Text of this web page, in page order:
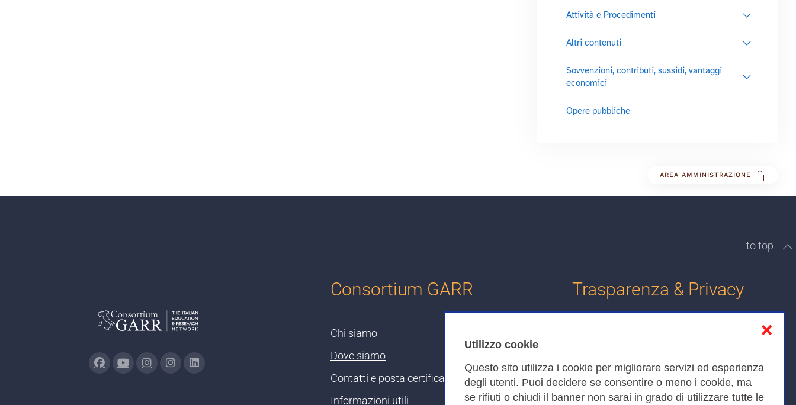
Utilizzo cookie
Questo sito utilizza i cookie per migliorare servizi ed esperienza
degli utenti. Puoi decidere se consentire o meno i cookie, ma
se rifiuti o chiudi il banner non sarai in grado di utilizzare tutte le
❌
Attività e Procedimenti
Altri contenuti
Sovvenzioni, contributi, sussidi, vantaggi
economici
Opere pubbliche
AREA AMMINISTRAZIONE
to top
Consortium GARR
Chi siamo
Dove siamo
Contatti e posta certificata
Informazioni utili
Trasparenza & Privacy
Amministrazione trasparente
Bandi di Gara